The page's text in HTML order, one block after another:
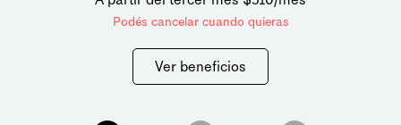
Podés cancelar cuando quieras
Ver beneficios